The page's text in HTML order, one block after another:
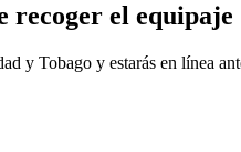
recoger el equipaje
y Tobago y estarás en línea